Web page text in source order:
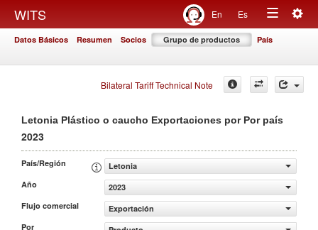
WITS En Es
Toggle
Datos Básicos Resumen Socios Grupo de productos País
Bilateral Tariff Technical Note
Letonia Plástico o caucho Exportaciones por Por país
2023
País/Región
Letonia
Año
2023
Flujo comercial
Exportación
Por